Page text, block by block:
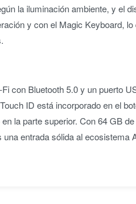
la iluminación ambiente, y el
y con el Magic Keyboard,
con Bluetooth 5.0 y un puerto
ID está incorporado en el
la parte superior. Con 64 GB
entrada sólida al ecosistema